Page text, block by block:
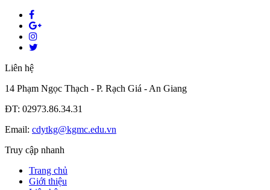
Liên hệ
14 Phạm Ngọc Thạch - P. Rạch Giá - An Giang
ĐT: 02973.86.34.31
Email: cdytkg@kgmc.edu.vn
Truy cập nhanh
Trang chủ
Giới thiệu